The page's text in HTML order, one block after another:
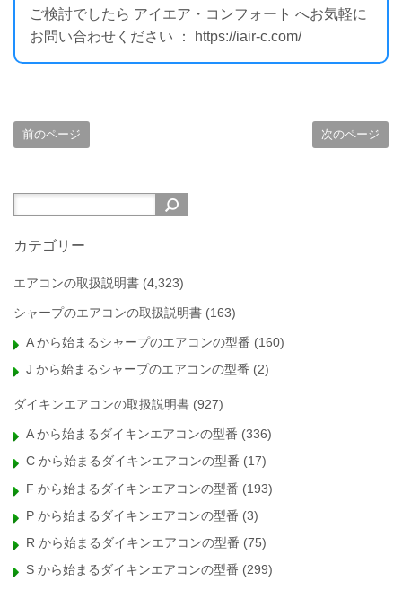
ご検討でしたら アイエア・コンフォート へお気軽に
お問い合わせください ： https://iair-c.com/
前のページ 次のページ
カテゴリー
エアコンの取扱説明書 (4,323)
シャープのエアコンの取扱説明書 (163)
A から始まるシャープのエアコンの型番 (160)
J から始まるシャープのエアコンの型番 (2)
ダイキンエアコンの取扱説明書 (927)
A から始まるダイキンエアコンの型番 (336)
C から始まるダイキンエアコンの型番 (17)
F から始まるダイキンエアコンの型番 (193)
P から始まるダイキンエアコンの型番 (3)
R から始まるダイキンエアコンの型番 (75)
S から始まるダイキンエアコンの型番 (299)